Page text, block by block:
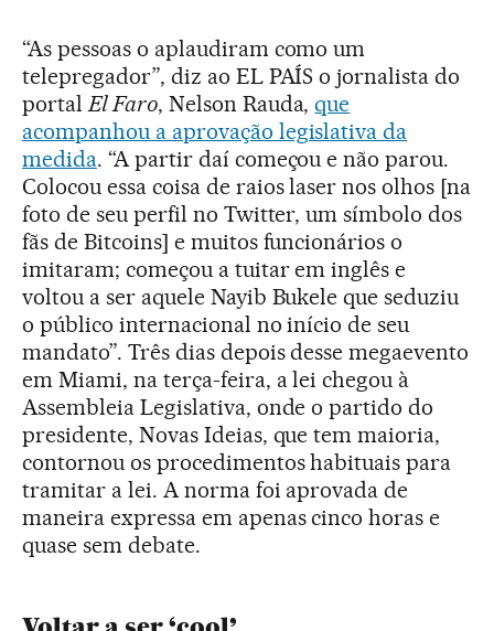
“As pessoas o aplaudiram como um
telepregador”, diz ao EL PAÍS o jornalista do
portalEl Faro, Nelson Rauda,que
acompanhou a aprovação legislativa da
medida. “A partir daí começou e não parou.
Colocou essa coisa de raios laser nos olhos [na
foto de seu perfil no Twitter, um símbolo dos
fãs de Bitcoins] e muitos funcionários o
imitaram; começou a tuitar em inglês e
voltou a ser aquele Nayib Bukele que seduziu
o público internacional no início de seu
mandato”. Três dias depois desse megaevento
em Miami, na terça-feira, a lei chegou à
Assembleia Legislativa, onde o partido do
presidente, Novas Ideias, que tem maioria,
contornou os procedimentos habituais para
tramitar a lei. A norma foi aprovada de
maneira expressa em apenas cinco horas e
quase sem debate.